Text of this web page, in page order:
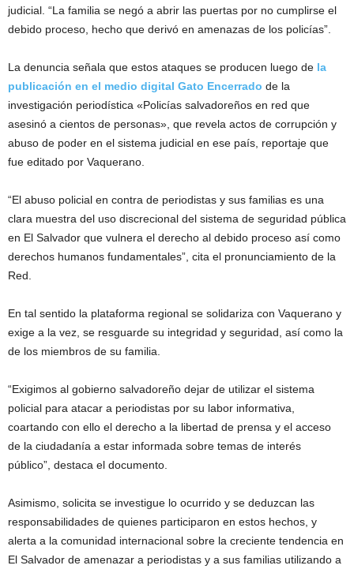
judicial. “La familia se negó a abrir las puertas por no cumplirse el
debido proceso, hecho que derivó en amenazas de los policías”.
La denuncia señala que estos ataques se producen luego de la
publicación en el medio digital Gato Encerrado de la
investigación periodística «Policías salvadoreños en red que
asesinó a cientos de personas», que revela actos de corrupción y
abuso de poder en el sistema judicial en ese país, reportaje que
fue editado por Vaquerano.
“El abuso policial en contra de periodistas y sus familias es una
clara muestra del uso discrecional del sistema de seguridad pública
en El Salvador que vulnera el derecho al debido proceso así como
derechos humanos fundamentales”, cita el pronunciamiento de la
Red.
En tal sentido la plataforma regional se solidariza con Vaquerano y
exige a la vez, se resguarde su integridad y seguridad, así como la
de los miembros de su familia.
“Exigimos al gobierno salvadoreño dejar de utilizar el sistema
policial para atacar a periodistas por su labor informativa,
coartando con ello el derecho a la libertad de prensa y el acceso
de la ciudadanía a estar informada sobre temas de interés
público”, destaca el documento.
Asimismo, solicita se investigue lo ocurrido y se deduzcan las
responsabilidades de quienes participaron en estos hechos, y
alerta a la comunidad internacional sobre la creciente tendencia en
El Salvador de amenazar a periodistas y a sus familias utilizando a